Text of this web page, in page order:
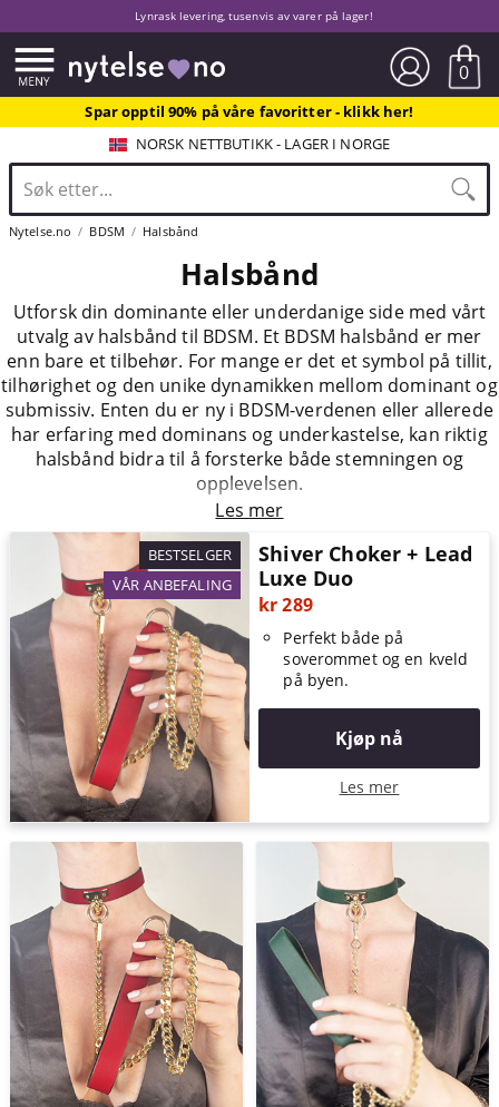
Lynrask levering, tusenvis av varer på lager!
0
Spar opptil 90% på våre favoritter - klikk her!
NORSK NETTBUTIKK - LAGER I NORGE
Nytelse.no BDSM Halsbånd
Halsbånd
Utforsk din dominante eller underdanige side med vårt
utvalg av halsbånd til BDSM. Et BDSM halsbånd er mer
enn bare et tilbehør. For mange er det et symbol på tillit,
tilhørighet og den unike dynamikken mellom dominant og
submissiv. Enten du er ny i BDSM-verdenen eller allerede
har erfaring med dominans og underkastelse, kan riktig
halsbånd bidra til å forsterke både stemningen og
opplevelsen.
Les mer
BESTSELGER
VÅR ANBEFALING
Shiver Choker + Lead
Luxe Duo
kr 289
Perfekt både på
soverommet og en kveld
på byen.
Kjøp nå
Les mer